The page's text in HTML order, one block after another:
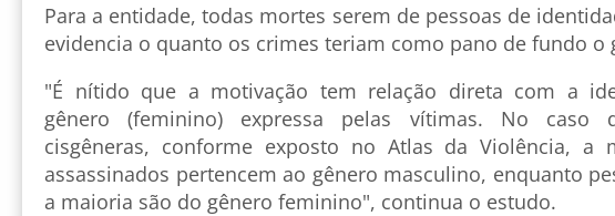
Para a entidade, todas mortes serem de pessoas de
evidencia o quanto os crimes teriam como pano de fundo o
"É nítido que a motivação tem relação direta com a
gênero (feminino) expressa pelas vítimas. No caso
cisgêneras, conforme exposto no Atlas da Violência, a
assassinados pertencem ao gênero masculino, enquanto
a maioria são do gênero feminino", continua o estudo.